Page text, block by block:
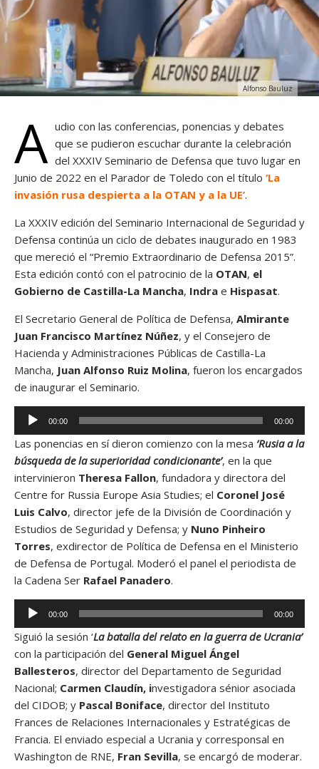
Alfonso Bauluz
A udio con las conferencias, ponencias y debates
que se pudieron escuchar durante la celebración
del XXXIV Seminario de Defensa que tuvo lugar en
Junio de 2022 en el Parador de Toledo con el título ‘La
invasión rusa despierta a la OTAN y a la UE’.
La XXXIV edición del Seminario Internacional de Seguridad y
Defensa continúa un ciclo de debates inaugurado en 1983
que mereció el “Premio Extraordinario de Defensa 2015”.
Esta edición contó con el patrocinio de la OTAN, el
Gobierno de Castilla-La Mancha, Indra e Hispasat.
El Secretario General de Política de Defensa, Almirante
Juan Francisco Martínez Núñez, y el Consejero de
Hacienda y Administraciones Públicas de Castilla-La
Mancha, Juan Alfonso Ruiz Molina, fueron los encargados
de inaugurar el Seminario.
p
r
o
d
u
c
t
o
r
d
a
u
d
i
o
00:00 00:00
Las ponencias en sí dieron comienzo con la mesa ‘Rusia a la
búsqueda de la superioridad condicionante’, en la que
intervinieron Theresa Fallon, fundadora y directora del
Centre for Russia Europe Asia Studies; el Coronel José
Luis Calvo, director jefe de la División de Coordinación y
Estudios de Seguridad y Defensa; y Nuno Pinheiro
Torres, exdirector de Política de Defensa en el Ministerio
de Defensa de Portugal. Moderó el panel el periodista de
la Cadena Ser Rafael Panadero.
p
r
o
d
u
c
t
o
00:00 00:00
Siguió la sesión ‘La batalla del relato en la guerra de Ucrania’
con la participación del General Miguel Ángel
Ballesteros, director del Departamento de Seguridad
Nacional; Carmen Claudín, investigadora sénior asociada
del CIDOB; y Pascal Boniface, director del Instituto
Frances de Relaciones Internacionales y Estratégicas de
Francia. El enviado especial a Ucrania y corresponsal en
Washington de RNE, Fran Sevilla, se encargó de moderar.